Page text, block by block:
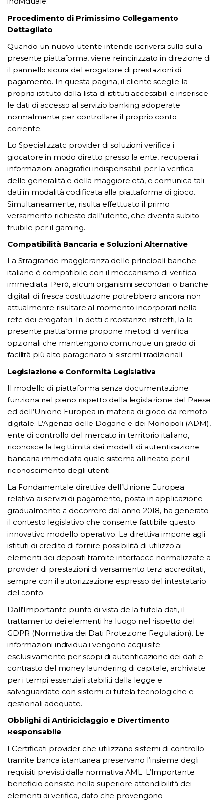
Procedimento di Primissimo Collegamento
Dettagliato
Quando un nuovo utente intende iscriversi sulla sulla
presente piattaforma, viene reindirizzato in direzione di
il pannello sicura del erogatore di prestazioni di
pagamento. In questa pagina, il cliente sceglie la
propria istituto dalla lista di istituti accessibili e inserisce
le dati di accesso al servizio banking adoperate
normalmente per controllare il proprio conto
corrente.
Lo Specializzato provider di soluzioni verifica il
giocatore in modo diretto presso la ente, recupera i
informazioni anagrafici indispensabili per la verifica
delle generalità e della maggiore età, e comunica tali
dati in modalità codificata alla piattaforma di gioco.
Simultaneamente, risulta effettuato il primo
versamento richiesto dall’utente, che diventa subito
fruibile per il gaming.
Compatibilità Bancaria e Soluzioni Alternative
La Stragrande maggioranza delle principali banche
italiane è compatibile con il meccanismo di verifica
immediata. Però, alcuni organismi secondari o banche
digitali di fresca costituzione potrebbero ancora non
attualmente risultare al momento incorporati nella
rete dei erogatori. In detti circostanze ristretti, la la
presente piattaforma propone metodi di verifica
opzionali che mantengono comunque un grado di
facilità più alto paragonato ai sistemi tradizionali.
Legislazione e Conformità Legislativa
Il modello di piattaforma senza documentazione
funziona nel pieno rispetto della legislazione del Paese
ed dell’Unione Europea in materia di gioco da remoto
digitale. L’Agenzia delle Dogane e dei Monopoli (ADM),
ente di controllo del mercato in territorio italiano,
riconosce la legittimità dei modelli di autenticazione
bancaria immediata quale sistema allineato per il
riconoscimento degli utenti.
La Fondamentale direttiva dell’Unione Europea
relativa ai servizi di pagamento, posta in applicazione
gradualmente a decorrere dal anno 2018, ha generato
il contesto legislativo che consente fattibile questo
innovativo modello operativo. La direttiva impone agli
istituti di credito di fornire possibilità di utilizzo ai
elementi dei depositi tramite interfacce normalizzate a
provider di prestazioni di versamento terzi accreditati,
sempre con il autorizzazione espresso del intestatario
del conto.
Dall’Importante punto di vista della tutela dati, il
trattamento dei elementi ha luogo nel rispetto del
GDPR (Normativa dei Dati Protezione Regulation). Le
informazioni individuali vengono acquisite
esclusivamente per scopi di autenticazione dei dati e
contrasto del money laundering di capitale, archiviate
per i tempi essenziali stabiliti dalla legge e
salvaguardate con sistemi di tutela tecnologiche e
gestionali adeguate.
Obblighi di Antiriciclaggio e Divertimento
Responsabile
I Certificati provider che utilizzano sistemi di controllo
tramite banca istantanea preservano l’insieme degli
requisiti previsti dalla normativa AML. L’Importante
beneficio consiste nella superiore attendibilità dei
elementi di verifica, dato che provengono